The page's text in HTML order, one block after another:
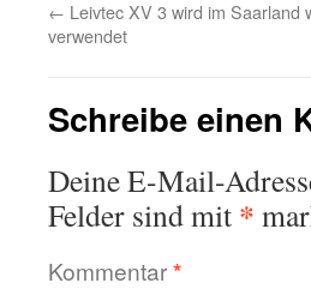
← Leivtec XV 3 wird im Saarland
verwendet
Schreibe einen
Deine E-Mail-
Felder sind mit *
Kommentar*